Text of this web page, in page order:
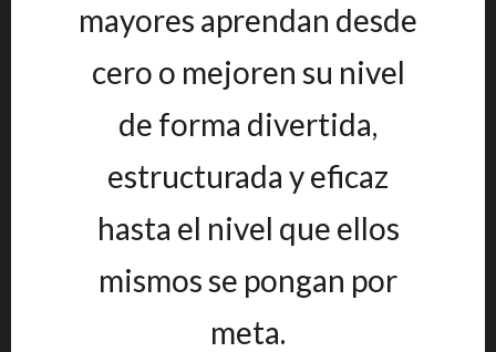
mayores aprendan desde
cero o mejoren su nivel
de forma divertida,
estructurada y eficaz
hasta el nivel que ellos
mismos se pongan por
meta.